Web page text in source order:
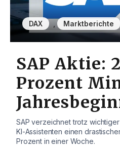
DAX , Marktberichte
SAP Aktie:
Prozent
SAP verzeichnet trotz
KI-Assistenten einen
Prozent in einer Woche.